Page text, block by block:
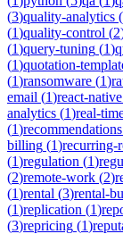
(3)quality-analytics (
(1)quality-control (2
(1)query-tuning (1)
(1)quotation-
(1)ransomware (1)
email (1)react-native
analytics (1)real-
(1)recommendations
billing (1)recurring-
(1)regulation (1)
(2)remote-work (2)
(1)rental (3)rental-
(1)replication (1)
(3)repricing (1)